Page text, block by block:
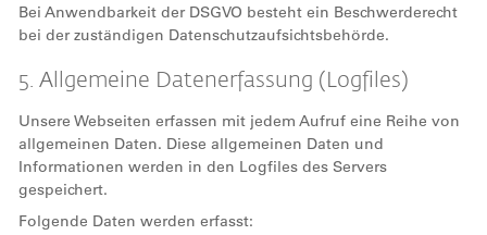
Bei Anwendbarkeit der DSGVO besteht ein Beschwerderecht
bei der zuständigen Datenschutzaufsichtsbehörde.
5. Allgemeine Datenerfassung (Logfiles)
Unsere Webseiten erfassen mit jedem Aufruf eine Reihe von
allgemeinen Daten. Diese allgemeinen Daten und
Informationen werden in den Logfiles des Servers
gespeichert.
Folgende Daten werden erfasst: